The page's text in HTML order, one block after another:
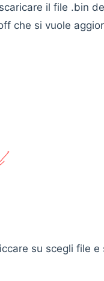
il file .bin
che si vuole
firmware
su scegli file